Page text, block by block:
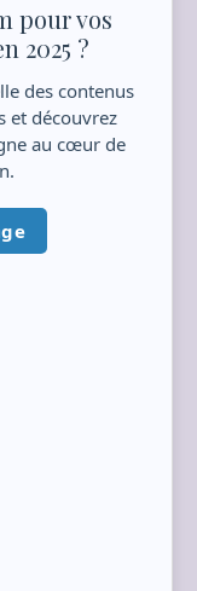
pour vos
2025 ?
des contenus
et découvrez
au cœur de